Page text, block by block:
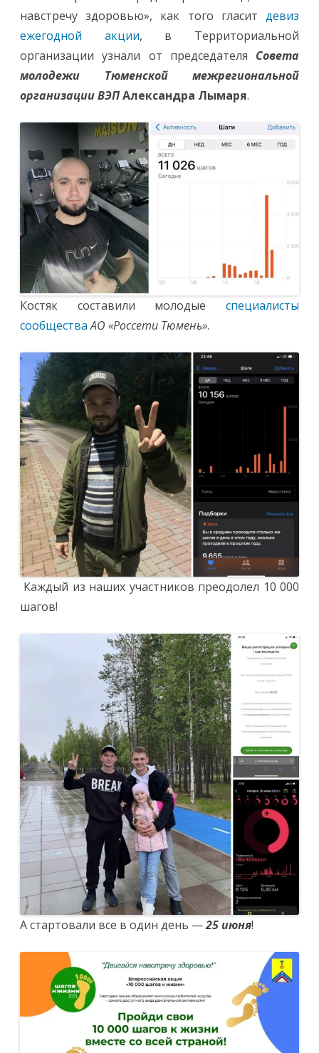
навстречу здоровью», как того гласит девиз
ежегодной акции, в Территориальной
организации узнали от председателя Совета
молодежи Тюменской межрегиональной
организации ВЭПАлександра Лымаря.
Костяк составили молодые специалисты
сообщества АО «Россети Тюмень».
Каждый из наших участников преодолел 10 000
шагов!
А стартовали все в один день —25 июня!